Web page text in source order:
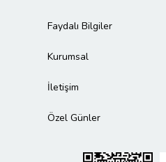
Faydalı Bilgiler
Kurumsal
İletişim
Özel Günler